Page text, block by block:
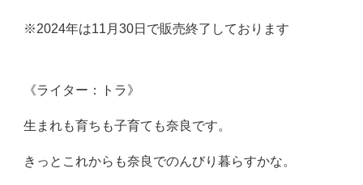
※2024年は11月30日で販売終了しております
《ライター：トラ》
生まれも育ちも子育ても奈良です。
きっとこれからも奈良でのんびり暮らすかな。